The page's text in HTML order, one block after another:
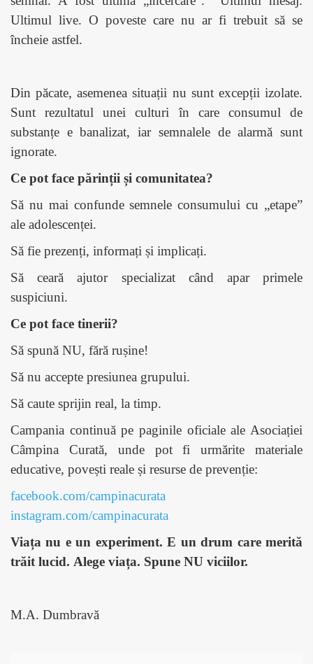
Ultimul live. O poveste care nu ar fi trebuit să se
încheie astfel.
Din păcate, asemenea situații nu sunt excepții izolate.
Sunt rezultatul unei culturi în care consumul de
substanțe e banalizat, iar semnalele de alarmă sunt
ignorate.
Ce pot face părinții și comunitatea?
Să nu mai confunde semnele consumului cu „etape”
ale adolescenței.
Să fie prezenți, informați și implicați.
Să ceară ajutor specializat când apar primele
suspiciuni.
Ce pot face tinerii?
Să spună NU, fără rușine!
Să nu accepte presiunea grupului.
Să caute sprijin real, la timp.
Campania continuă pe paginile oficiale ale Asociației
Câmpina Curată, unde pot fi urmărite materiale
educative, povești reale și resurse de prevenție:
facebook.com/campinacurata
instagram.com/campinacurata
Viața nu e un experiment. E un drum care merită
trăit lucid. Alege viața. Spune NU viciilor.
M.A. Dumbravă